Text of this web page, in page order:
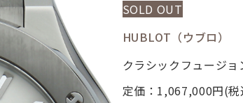
SOLD OUT
HUBLOT（ウブロ）
クラシックフュージ
定価：1,067,000円(